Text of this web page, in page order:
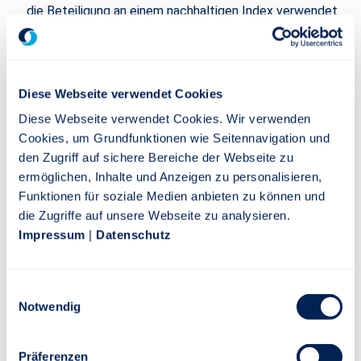
Diese Webseite verwendet Cookies
Diese Webseite verwendet Cookies. Wir verwenden
Cookies, um Grundfunktionen wie Seitennavigation und
den Zugriff auf sichere Bereiche der Webseite zu
ermöglichen, Inhalte und Anzeigen zu personalisieren,
Funktionen für soziale Medien anbieten zu können und
die Zugriffe auf unsere Webseite zu analysieren.
Impressum | Datenschutz
Notwendig
Präferenzen
die Beteiligung an einem nachhaltigen Index verwendet
werden. Alternativ können sich die Kunden für eine
sichere Verzinsung entscheiden.
sich der Kunde am Index, wächst bei positiven
Indexentwicklungen das Guthaben. Bei einer negativen
Entwicklung kann das einmal erreichte Guthaben nicht
mehr fallen. Die Höhe der Beteiligung am Index legt Die
Stuttgarter anhand einer prozentualen Quote (=
Partizipationsquote) jedes Jahr neu fest. Das ist einfach
und transparent. Aktuell liegt die Partizipationsquote bei
66 %. Mit dem Index-Turbo oder Index-Turbo Plus
können Kunden die Partizipationsquote und damit ihre
nachhaltig, stabil.
ihre Kunden einen nachhaltigen Index entwickelt: den